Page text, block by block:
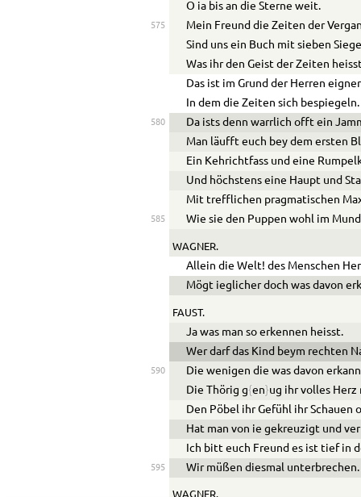
O ia bis an die Sterne weit.
575
Mein Freund die Zeiten der
Sind uns ein Buch mit sieben
Was ihr den Geist der Zeiten
Das ist im Grund der Herren
In dem die Zeiten sich bespiegeln.
580
Da ists denn warrlich offt ein
Man läufft euch bey dem ersten
Ein Kehrichtfass und eine
Und höchstens eine Haupt und
Mit trefflichen pragmatischen
585 Wie sie den Puppen wohl im
WAGNER.
Allein die Welt! des Menschen
Mögt ieglicher doch was davon
FAUST.
Ja was man so erkennen heisst.
Wer darf das Kind beym rechten
590
Die wenigen die was davon
Die Thörig g{en}ug ihr volles
Den Pöbel ihr Gefühl ihr Schauen
Hat man von ie gekreuzigt und
Ich bitt euch Freund es ist tief in
595 Wir müßen diesmal unterbrechen.
WAGNER.